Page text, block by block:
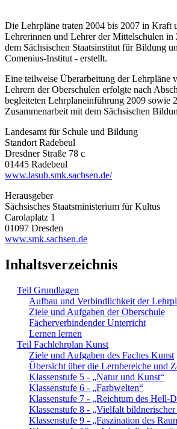
Die Lehrpläne traten 2004 bis 2007 in Kraft
Lehrerinnen und Lehrer der Mittelschulen in
dem Sächsischen Staatsinstitut für Bildung
Comenius-Institut - erstellt.
Eine teilweise Überarbeitung der Lehrpläne
Lehrern der Oberschulen erfolgte nach
begleiteten Lehrplaneinführung 2009 sowie
Zusammenarbeit mit dem Sächsischen
Landesamt für Schule und Bildung
Standort Radebeul
Dresdner Straße 78 c
01445 Radebeul
www.lasub.smk.sachsen.de/
Herausgeber
Sächsisches Staatsministerium für Kultus
Carolaplatz 1
01097 Dresden
www.smk.sachsen.de
Inhaltsverzeichnis
Teil Grundlagen
Aufbau und Verbindlichkeit der
Ziele und Aufgaben der Oberschule
Fächerverbindender Unterricht
Lernen lernen
Teil Fachlehrplan Kunst
Ziele und Aufgaben des Faches Kunst
Übersicht über die Lernbereiche und
Klassenstufe 5 - „Natur und Kunst“
Klassenstufe 6 - „Farbwelten“
Klassenstufe 7 - „Reichtum des Hell-
Klassenstufe 8 - „Vielfalt
Klassenstufe 9 - „Faszination des